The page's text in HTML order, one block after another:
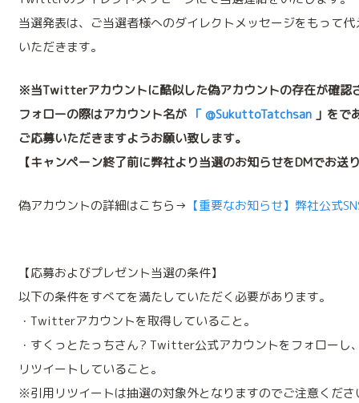
当選発表は、ご当選者様へのダイレクトメッセージをもって代
いただきます。
※当Twitterアカウントに酷似した偽アカウントの存在が確認
フォローの際はアカウント名が 「@SukuttoTatchsan」をで
ご応募いただきますようお願い致します。
【キャンペーン終了前に弊社より当選のお知らせをDMでお送
偽アカウントの詳細はこちら→ 【重要なお知らせ】弊社公式
【応募およびプレゼント当選の条件】
以下の条件をすべてを満たしていただく必要があります。
・Twitterアカウントを取得していること。
・すくっとたっちさん? Twitter公式アカウントをフォローし
リツイートしていること。
※引用リツイートは抽選の対象外となりますのでご注意くださ